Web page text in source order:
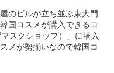
のビルが立ち並ぶ東大門
国コスメが購入できるコ
スクショップ）」に潜入
メが勢揃いなので韓国コ